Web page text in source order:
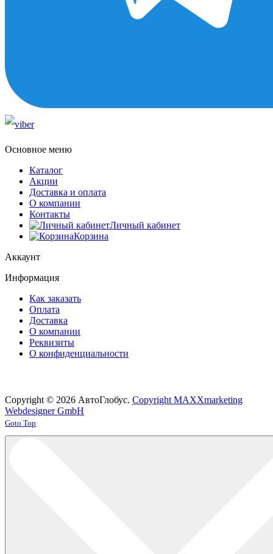
Основное меню
Каталог
Акции
Доставка и оплата
О компании
Контакты
Личный кабинет
Корзина
Аккаунт
Информация
Как заказать
Оплата
Доставка
О компании
Реквизиты
О конфиденциальности
Copyright © 2026 АвтоГлобус. Copyright MAXXmarketing
Webdesigner GmbH
Joomla! 3 Templates
Goto Top